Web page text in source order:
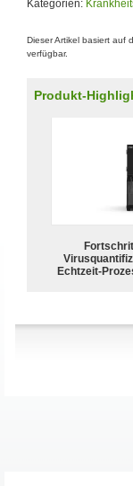
Kategorien:
Dieser Artikel basiert auf
verfügbar.
Produkt-
Echtzeit-